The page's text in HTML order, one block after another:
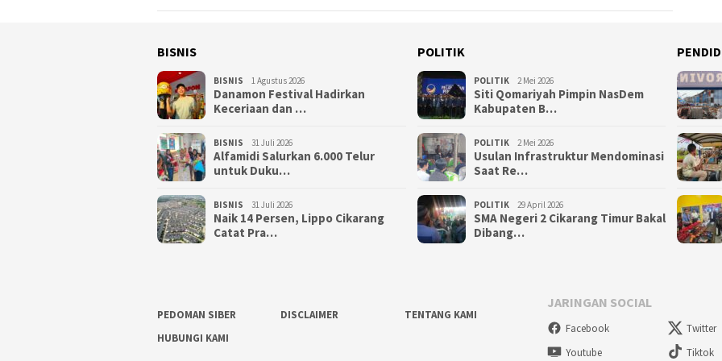
BISNIS
BISNIS 1 Agustus 2026
Danamon Festival Hadirkan
Keceriaan dan …
BISNIS 31 Juli 2026
Alfamidi Salurkan 6.000 Telur
untuk Duku…
BISNIS 31 Juli 2026
Naik 14 Persen, Lippo Cikarang
Catat Pra…
POLITIK
POLITIK 2 Mei 2026
Siti Qomariyah Pimpin NasDem
Kabupaten B…
POLITIK 2 Mei 2026
Usulan Infrastruktur Mendominasi
Saat Re…
POLITIK 29 April 2026
SMA Negeri 2 Cikarang Timur Bakal
Dibang…
PEDOMAN SIBER DISCLAIMER
TENTANG KAMI
HUBUNGI KAMI
JARINGAN SOCIAL
Facebook
Twitter
Youtube
Tiktok